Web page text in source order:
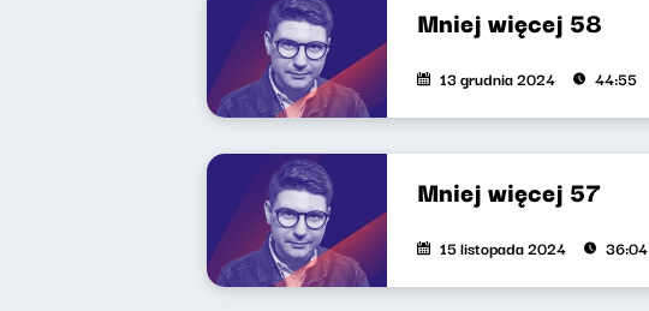
Mniej więcej 58
13 grudnia 2024 44:55
Mniej więcej 57
15 listopada 2024 36:04